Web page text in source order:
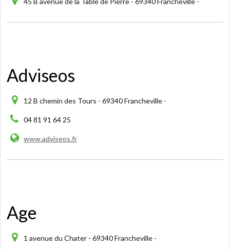
Adviseos
12 B chemin des Tours - 69340 Francheville -
04 81 91 64 25
www.adviseos.fr
Age
1 avenue du Chater - 69340 Francheville -